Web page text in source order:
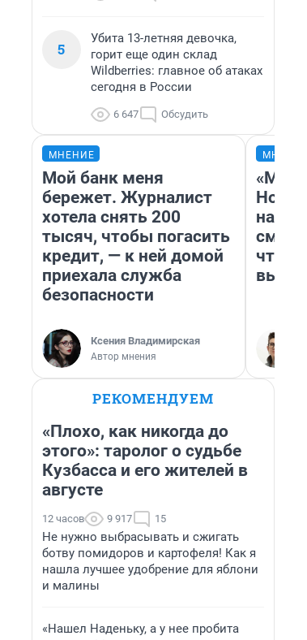
5
Убита 13-летняя девочка,
горит еще один склад
Wildberries: главное об атаках
сегодня в России
6 647 Обсудить
МНЕНИЕ
Мой банк меня
бережет. Журналист
хотела снять 200
тысяч, чтобы погасить
кредит, — к ней домой
приехала служба
безопасности
Ксения Владимирская
Автор мнения
«Мы
РЕКОМЕНДУЕМ
«Плохо, как никогда до
этого»: таролог о судьбе
Кузбасса и его жителей в
августе
12 часов 9 917 15
Не нужно выбрасывать и сжигать
ботву помидоров и картофеля! Как я
нашла лучшее удобрение для яблони
и малины
«Нашел Наденьку, а у нее пробита